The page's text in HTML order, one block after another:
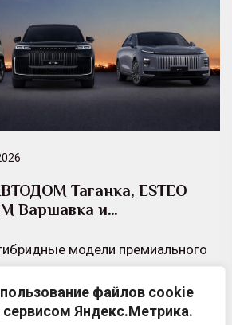
файлов cookie
сервисом Яндекс.Метрика.
Таганка, ESTEO
Варшавка и…
модели премиального
в дилерских центрах
Таганка, ESTEO Центр
и ESTEO…